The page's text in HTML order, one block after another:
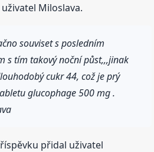
Miloslava.
souviset s posledním
s tím takový noční půst,,,jinak
cukr 44, což je prý
glucophage 500 mg .
přidal uživatel